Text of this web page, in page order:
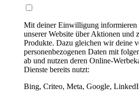
Mit deiner Einwilligung informieren
unserer Website über Aktionen und
Produkte. Dazu gleichen wir deine
personenbezogenen Daten mit
ab und nutzen deren Online-
Dienste bereits nutzt:
Bing, Criteo, Meta, Google,